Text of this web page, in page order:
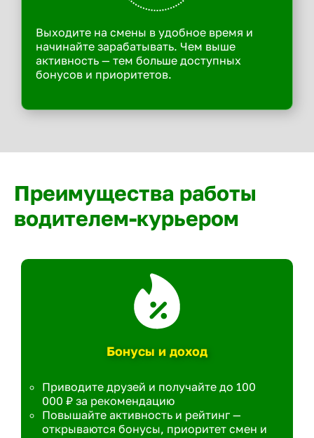
Выходите на смены в удобное время и
начинайте зарабатывать. Чем выше
активность — тем больше доступных
бонусов и приоритетов.
Преимущества работы
водителем-курьером
Бонусы и доход
Приводите друзей и получайте до 100
000 ₽ за рекомендацию
Повышайте активность и рейтинг —
открываются бонусы, приоритет смен и